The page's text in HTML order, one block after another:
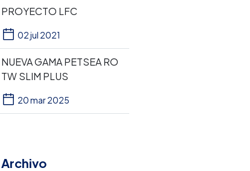
PROYECTO LFC
02 jul 2021
NUEVA GAMA PETSEA RO
TW SLIM PLUS
20 mar 2025
Archivo